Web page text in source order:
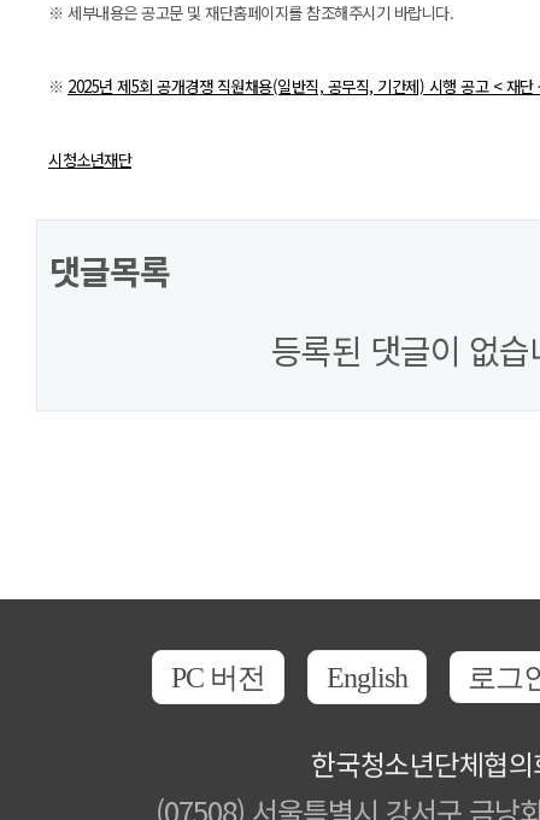
※ 세부내용은 공고문 및 재단홈페이지를 참조해주시기 바랍니다.
※ 2025년 제5회 공개경쟁 직원채용(일반직, 공무직, 기간제) 시행 공고 < 재
시청소년재단
댓글목록
등록된 댓글이 없습
PC 버전 English 로그
한국청소년단체협
(07508) 서울특별시 강서구 금낭